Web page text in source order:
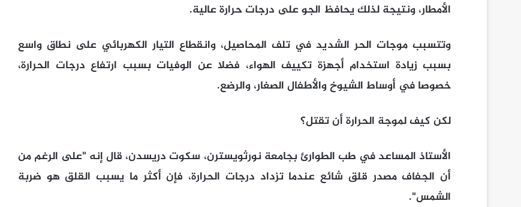
الأمطار، ونتيجة لذلك يحافظ الجو على درجات حرارة عالية.
وتتسبب موجات الحر الشديد في تلف المحاصيل، وانقطاع التيار الكهربائي على نطاق واسع
بسبب زيادة استخدام أجهزة تكييف الهواء، فضلا عن الوفيات بسبب ارتفاع درجات الحرارة،
خصوصا في أوساط الشيوخ والأطفال الصغار، والرضع.
لكن كيف لموجة الحرارة أن تقتل؟
الأستاذ المساعد في طب الطوارئ بجامعة نورثويسترن، سكوت دريسدن، قال إنه "على الرغم من
أن الجفاف مصدر قلق شائع عندما تزداد درجات الحرارة، فإن أكثر ما يسبب القلق هو ضربة
الشمس".